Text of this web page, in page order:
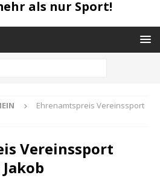
als nur Sport!
Ehrenamtspreis Vereinssport
Vereinssport